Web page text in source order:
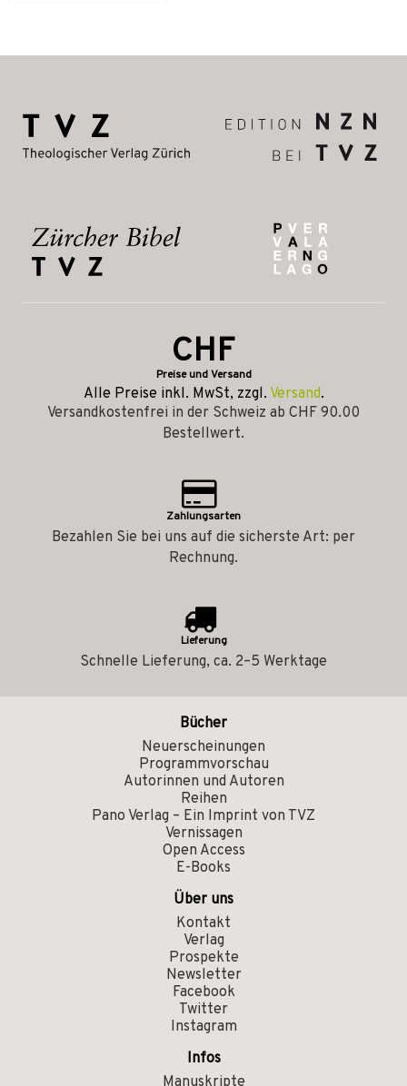
CHF
Preise und Versand
Alle Preise inkl. MwSt, zzgl. Versand.
Versandkostenfrei in der Schweiz ab CHF 90.00
Bestellwert.
Zahlungsarten
Bezahlen Sie bei uns auf die sicherste Art: per
Rechnung.
Lieferung
Schnelle Lieferung, ca. 2–5 Werktage
Bücher
Neuerscheinungen
Programmvorschau
Autorinnen und Autoren
Reihen
Pano Verlag – Ein Imprint von TVZ
Vernissagen
Open Access
E-Books
Über uns
Kontakt
Verlag
Prospekte
Newsletter
Facebook
Twitter
Instagram
Infos
Manuskripte